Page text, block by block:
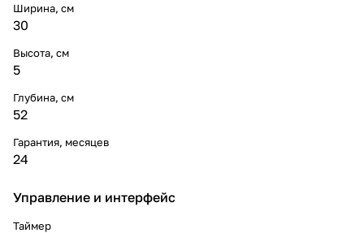
Ширина, см
30
Высота, см
5
Глубина, см
52
Гарантия, месяцев
24
Управление и интерфейс
Таймер